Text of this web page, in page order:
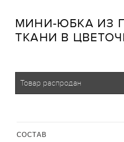
МИНИ-ЮБКА ИЗ
ТКАНИ В
Товар распродан
CОСТАВ